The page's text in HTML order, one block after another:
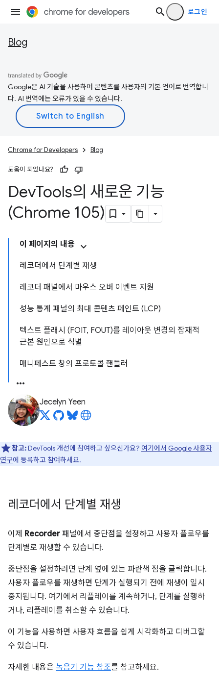
로그인
Blog
Google은 AI 기술을 사용하여 콘텐츠를 사용자의 기본 언어로 번역합니
다. AI 번역에는 오류가 있을 수 있습니다.
Chrome for Developers Blog
도움이 되었나요?
DevTools의 새로운 기능
(Chrome 105)
이 페이지의 내용
레코더에서 단계별 재생
레코더 패널에서 마우스 오버 이벤트 지원
성능 통계 패널의 최대 콘텐츠 페인트 (LCP)
텍스트 플래시 (FOIT, FOUT)를 레이아웃 변경의 잠재적
근본 원인으로 식별
매니페스트 창의 프로토콜 핸들러
Jecelyn Yeen
참고:DevTools 개선에 참여하고 싶으신가요? 여기에서 Google 사용자
연구에 등록하고 참여하세요.
레코더에서 단계별 재생
이제 Recorder 패널에서 중단점을 설정하고 사용자 플로우를
단계별로 재생할 수 있습니다.
중단점을 설정하려면 단계 옆에 있는 파란색 점을 클릭합니다.
사용자 플로우를 재생하면 단계가 실행되기 전에 재생이 일시
중지됩니다. 여기에서 리플레이를 계속하거나, 단계를 실행하
거나, 리플레이를 취소할 수 있습니다.
이 기능을 사용하면 사용자 흐름을 쉽게 시각화하고 디버그할
수 있습니다.
자세한 내용은 녹음기 기능 참조를 참고하세요.